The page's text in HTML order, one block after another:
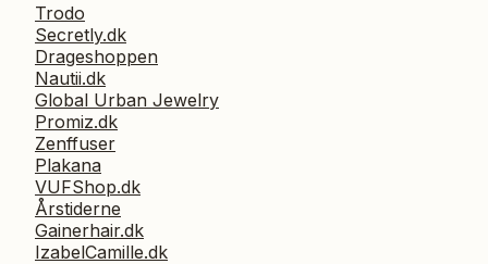
Trodo
Secretly.dk
Drageshoppen
Nautii.dk
Global Urban Jewelry
Promiz.dk
Zenffuser
Plakana
VUFShop.dk
Årstiderne
Gainerhair.dk
IzabelCamille.dk